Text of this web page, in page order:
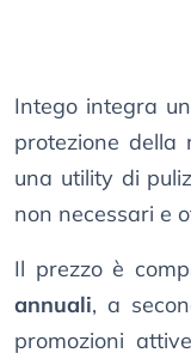
Intego integra un
protezione della
una utility di
non necessari e
Il prezzo è
annuali, a
promozioni